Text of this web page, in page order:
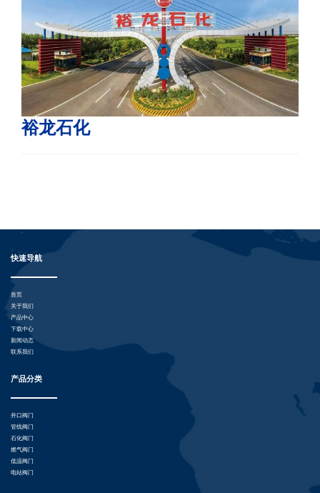
裕龙石化
快速导航
首页
关于我们
产品中心
下载中心
新闻动态
联系我们
产品分类
井口阀门
管线阀门
石化阀门
燃气阀门
低温阀门
电站阀门